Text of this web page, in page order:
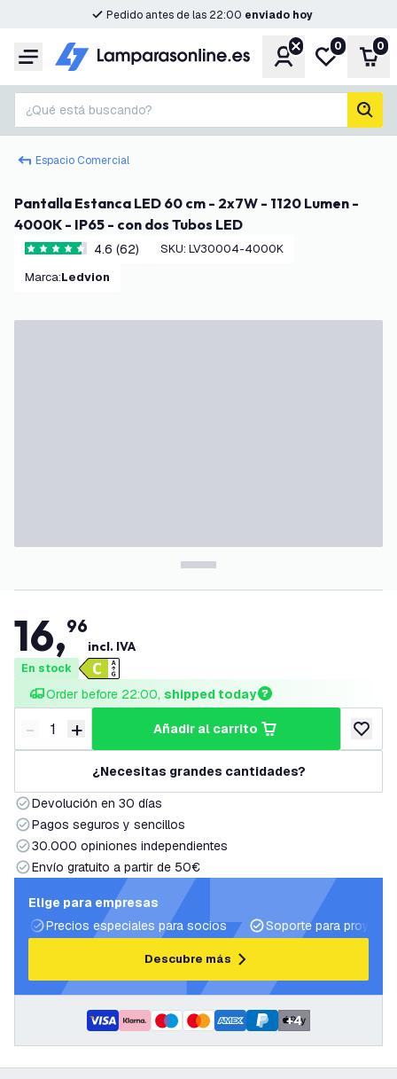
Pedido antes de las 22:00 enviado hoy
Menú CuentaMi lista de
0 0
¿Qué está buscando?
Espacio Comercial
Pantalla Estanca LED 60 cm - 2x7W - 1120 Lumen -
4000K - IP65 - con dos Tubos LED
4.6 estrellas de puntuación
4.6 (62) SKU: LV30004-4000K
Marca: Ledvion
16,96
incl. IVA
En stock
Order before 22:00, shipped today
Disminuir cantidad
- Aumentar cantidad
+ añadir al carrito
añadir
¿Necesitas grandes cantidades?
Devolución en 30 días
Pagos seguros y sencillos
30.000 opiniones independientes
Envío gratuito a partir de 50€
Elige para empresas
Precios especiales para socios
Soporte para
Descubre más
+4